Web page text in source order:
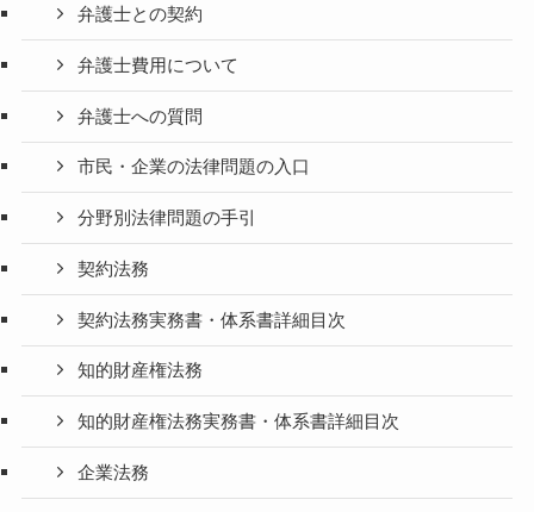
弁護士との契約
弁護士費用について
弁護士への質問
市民・企業の法律問題の入口
分野別法律問題の手引
契約法務
契約法務実務書・体系書詳細目次
知的財産権法務
知的財産権法務実務書・体系書詳細目次
企業法務